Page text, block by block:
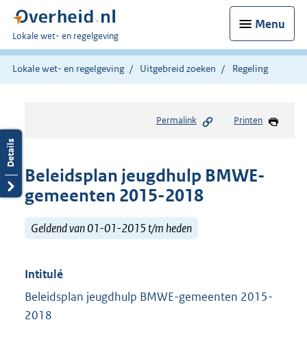
Menu
U
bent
hier:
Lokale wet- en regelgeving
Lokale wet- en regelgeving Uitgebreid zoeken Regeling
Permalink Printen
Beleidsplan jeugdhulp BMWE-
gemeenten 2015-2018
Geldend van 01-01-2015 t/m heden
Intitulé
Beleidsplan jeugdhulp BMWE-gemeenten 2015-
2018